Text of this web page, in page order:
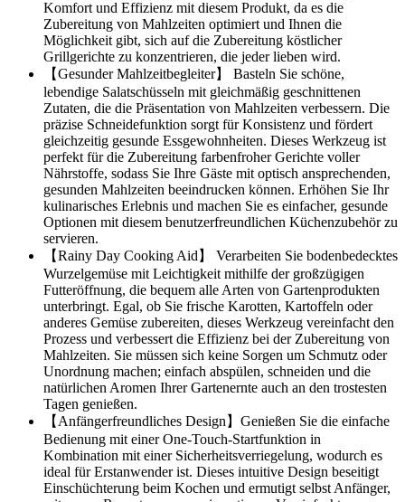
Komfort und Effizienz mit diesem Produkt, da es die
Zubereitung von Mahlzeiten optimiert und Ihnen die
Möglichkeit gibt, sich auf die Zubereitung köstlicher
Grillgerichte zu konzentrieren, die jeder lieben wird.
【Gesunder Mahlzeitbegleiter】 Basteln Sie schöne,
lebendige Salatschüsseln mit gleichmäßig geschnittenen
Zutaten, die die Präsentation von Mahlzeiten verbessern. Die
präzise Schneidefunktion sorgt für Konsistenz und fördert
gleichzeitig gesunde Essgewohnheiten. Dieses Werkzeug ist
perfekt für die Zubereitung farbenfroher Gerichte voller
Nährstoffe, sodass Sie Ihre Gäste mit optisch ansprechenden,
gesunden Mahlzeiten beeindrucken können. Erhöhen Sie Ihr
kulinarisches Erlebnis und machen Sie es einfacher, gesunde
Optionen mit diesem benutzerfreundlichen Küchenzubehör zu
servieren.
【Rainy Day Cooking Aid】 Verarbeiten Sie bodenbedecktes
Wurzelgemüse mit Leichtigkeit mithilfe der großzügigen
Futteröffnung, die bequem alle Arten von Gartenprodukten
unterbringt. Egal, ob Sie frische Karotten, Kartoffeln oder
anderes Gemüse zubereiten, dieses Werkzeug vereinfacht den
Prozess und verbessert die Effizienz bei der Zubereitung von
Mahlzeiten. Sie müssen sich keine Sorgen um Schmutz oder
Unordnung machen; einfach abspülen, schneiden und die
natürlichen Aromen Ihrer Gartenernte auch an den trostesten
Tagen genießen.
【Anfängerfreundliches Design】Genießen Sie die einfache
Bedienung mit einer One-Touch-Startfunktion in
Kombination mit einer Sicherheitsverriegelung, wodurch es
ideal für Erstanwender ist. Dieses intuitive Design beseitigt
Einschüchterung beim Kochen und ermutigt selbst Anfänger,